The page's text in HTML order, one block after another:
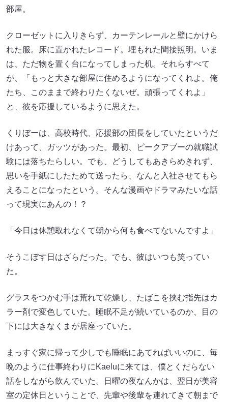
部屋。
クローゼットに入りきらず、カーテンレールと壁にかけら
れた服。床に置かれたレコード。埋もれた間接照明。いま
は、ただ物を置く台になってしまった机。それらすべて
が、「もっと大きな部屋に住めるようになってくれよ。俺
たち、このままで終わりたくないぜ。頑張ってくれよ」
と、彼を応援しているように思えた。
くりぼーは、高校時代、応援部の団長をしていたというだ
けあって、ガッツがあった。最初、ピークアブーの就職試
験には落ちたらしい。でも、どうしてもあきらめきれず、
思いを手紙にしたためて送ったら、なんと入社させてもら
えることになったという。そんな漫画やドラマみたいな話
って現実にあんの！？
「今日は休憩取れなくて朝から何も食べてないんですよ」
そうこぼす日はざらだった。でも、彼はいつも笑ってい
た。
グラスをつかむ手は荒れて乾燥し、たばこを挟む指先はカ
ラー剤で変色していた。睡眠不足が続いているのか、目の
下には大きなくまが居座っていた。
まっすぐ家に帰って少しでも睡眠にあてればいいのに、毎
晩のように仕事終わりにKaeluに来ては、僕とくだらない
話をしながら飲んでいた。日曜の夜なんかは、翌日が美容
室の定休日ということで、先輩や後輩を連れてきて朝まで